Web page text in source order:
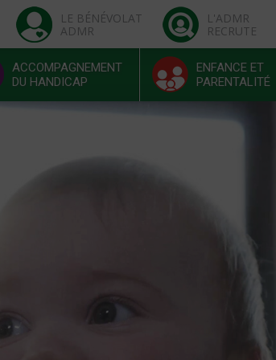
LE BÉNÉVOLAT
ADMR
L'ADMR
RECRUTE
ACCOMPAGNEMENT
DU HANDICAP
ENFANCE ET
PARENTALITÉ